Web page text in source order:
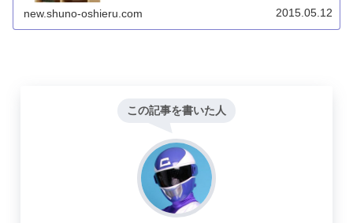
new.shuno-oshieru.com 2015.05.12
この記事を書いた人